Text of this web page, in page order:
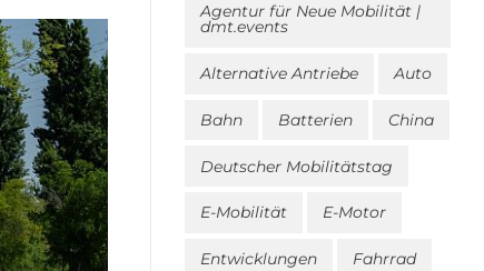
Agentur für Neue Mobilität |
dmt.events
Alternative Antriebe Auto
Bahn Batterien China
Deutscher Mobilitätstag
E-Mobilität E-Motor
Entwicklungen Fahrrad